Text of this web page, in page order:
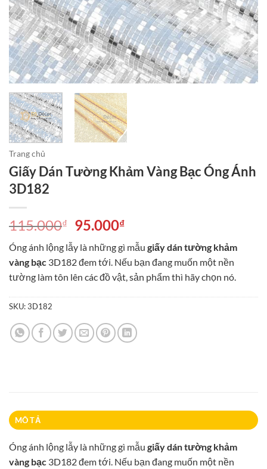
Trang chủ
Giấy Dán Tường Khảm Vàng Bạc Óng Ánh
3D182
115.000₫
Giá
là:
115.000₫.
95.000₫Giá
hiện
tại
là:
95.000₫.
Óng ánh lộng lẫy là những gì mẫu giấy dán tường khảm
vàng bạc 3D182 đem tới. Nếu bạn đang muốn một nền
tường làm tôn lên các đồ vật, sản phẩm thì hãy chọn nó.
SKU:3D182
MÔ TẢ
Óng ánh lộng lẫy là những gì mẫu giấy dán tường khảm
vàng bạc 3D182 đem tới. Nếu bạn đang muốn một nền